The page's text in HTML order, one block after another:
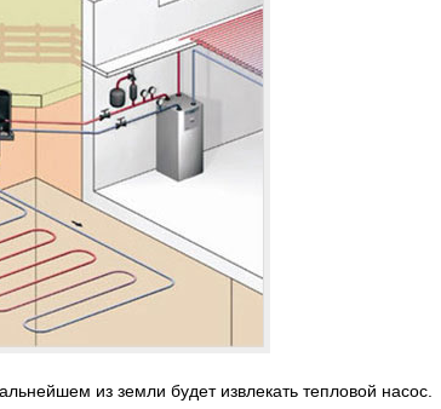
из земли будет извлекать тепловой насос.